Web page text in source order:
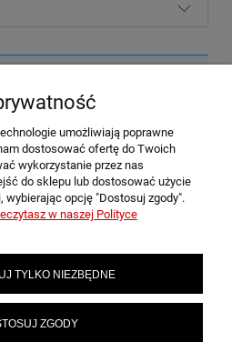
POMOC
KONTO
umożliwiają poprawne
dostosować ofertę do Twoich
wykorzystanie przez nas
do sklepu lub dostosować użycie
opcję "Dostosuj zgody".
w naszej Polityce
TYLKO NIEZBĘDNE
ZGODY